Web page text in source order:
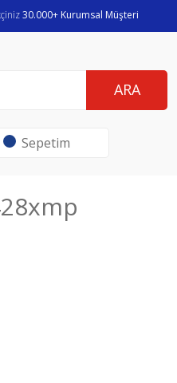
30.000+ Kurumsal Müşteri
ARA
Sepetim